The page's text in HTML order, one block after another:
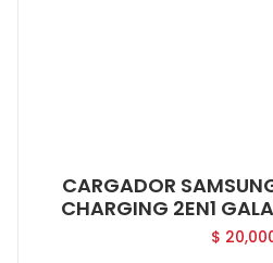
CARGADOR
CHARGING 2EN1
$